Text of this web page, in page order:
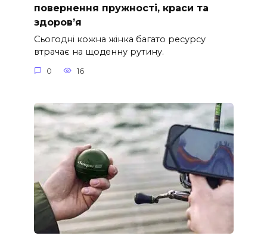
повернення пружності, краси та
здоров’я
Сьогодні кожна жінка багато ресурсу
втрачає на щоденну рутину.
0 16